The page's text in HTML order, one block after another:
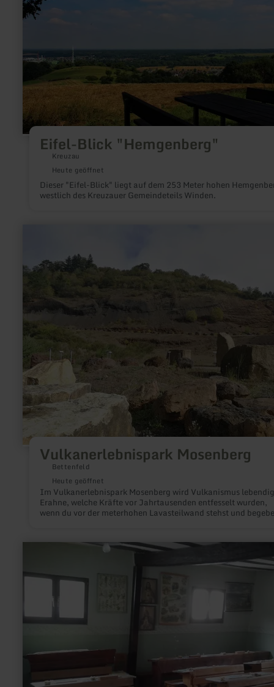
Eifel-Blick "Hemgenberg"
Kreuzau
Heute geöffnet
Dieser "Eifel-Blick" liegt auf dem 253 Meter hohen
westlich des Kreuzauer Gemeindeteils Winden.
Vulkanerlebnispark Mosenberg
Bettenfeld
Heute geöffnet
Im Vulkanerlebnispark Mosenberg wird Vulkanismus
Erahne, welche Kräfte vor Jahrtausenden entfesselt wurden,
wenn du vor der meterhohen Lavasteilwand stehst und
ein spannender Blick in die Erdgeschichte!
Vulkanerlebnispark
Mosenberg
Schulmuseum